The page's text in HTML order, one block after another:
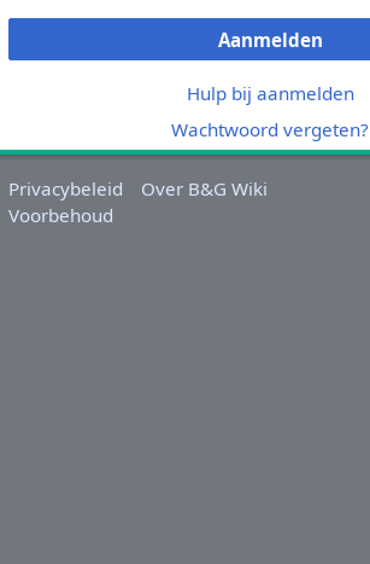
Aanmelden
Hulp bij aanmelden
Wachtwoord vergeten?
Privacybeleid
Over B&G Wiki
Voorbehoud